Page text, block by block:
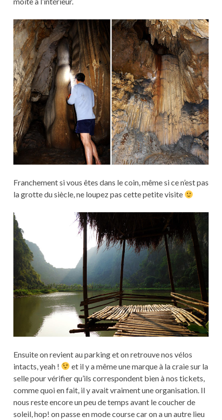
Franchement si vous êtes dans le coin, même si ce n’est pas
la grotte du siècle, ne loupez pas cette petite visite
Ensuite on revient au parking et on retrouve nos vélos
intacts, yeah !
et il y a même une marque à la craie sur la
selle pour vérifier qu’ils correspondent bien à nos tickets,
comme quoi en fait, il y avait vraiment une organisation. Il
nous reste encore un peu de temps avant le coucher de
soleil, hop! on passe en mode course car on a un autre lieu